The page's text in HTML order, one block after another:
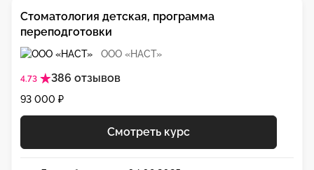
ООО «НАСТ»
4.73 386 отзывов
Стоматология детская, программа
переподготовки
93 000 ₽
Смотреть курс